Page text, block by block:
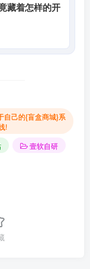
藏着怎样的开
自己的{盲盒商城}系
!
壹软自研